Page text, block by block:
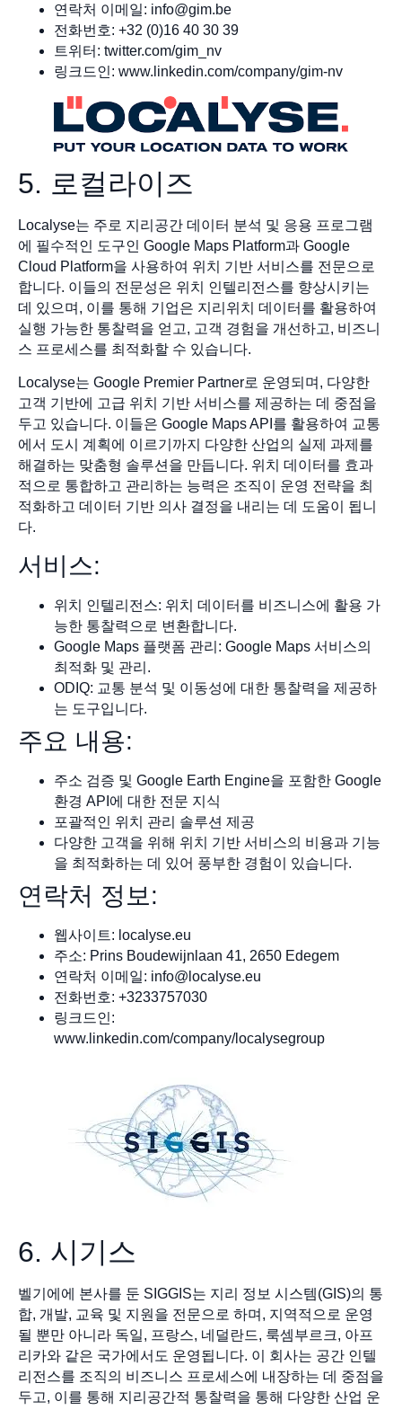
연락처 이메일: info@gim.be
전화번호: +32 (0)16 40 30 39
트위터: twitter.com/gim_nv
링크드인: www.linkedin.com/company/gim-nv
5. 로컬라이즈
Localyse는 주로 지리공간 데이터 분석 및 응용 프로그램
에 필수적인 도구인 Google Maps Platform과 Google
Cloud Platform을 사용하여 위치 기반 서비스를 전문으로
합니다. 이들의 전문성은 위치 인텔리전스를 향상시키는
데 있으며, 이를 통해 기업은 지리위치 데이터를 활용하여
실행 가능한 통찰력을 얻고, 고객 경험을 개선하고, 비즈니
스 프로세스를 최적화할 수 있습니다.
Localyse는 Google Premier Partner로 운영되며, 다양한
고객 기반에 고급 위치 기반 서비스를 제공하는 데 중점을
두고 있습니다. 이들은 Google Maps API를 활용하여 교통
에서 도시 계획에 이르기까지 다양한 산업의 실제 과제를
해결하는 맞춤형 솔루션을 만듭니다. 위치 데이터를 효과
적으로 통합하고 관리하는 능력은 조직이 운영 전략을 최
적화하고 데이터 기반 의사 결정을 내리는 데 도움이 됩니
다.
서비스:
위치 인텔리전스: 위치 데이터를 비즈니스에 활용 가
능한 통찰력으로 변환합니다.
Google Maps 플랫폼 관리: Google Maps 서비스의
최적화 및 관리.
ODIQ: 교통 분석 및 이동성에 대한 통찰력을 제공하
는 도구입니다.
주요 내용:
주소 검증 및 Google Earth Engine을 포함한 Google
환경 API에 대한 전문 지식
포괄적인 위치 관리 솔루션 제공
다양한 고객을 위해 위치 기반 서비스의 비용과 기능
을 최적화하는 데 있어 풍부한 경험이 있습니다.
연락처 정보:
웹사이트: localyse.eu
주소: Prins Boudewijnlaan 41, 2650 Edegem
연락처 이메일: info@localyse.eu
전화번호: +3233757030
링크드인:
www.linkedin.com/company/localysegroup
6. 시기스
벨기에에 본사를 둔 SIGGIS는 지리 정보 시스템(GIS)의 통
합, 개발, 교육 및 지원을 전문으로 하며, 지역적으로 운영
될 뿐만 아니라 독일, 프랑스, 네덜란드, 룩셈부르크, 아프
리카와 같은 국가에서도 운영됩니다. 이 회사는 공간 인텔
리전스를 조직의 비즈니스 프로세스에 내장하는 데 중점을
두고, 이를 통해 지리공간적 통찰력을 통해 다양한 산업 운